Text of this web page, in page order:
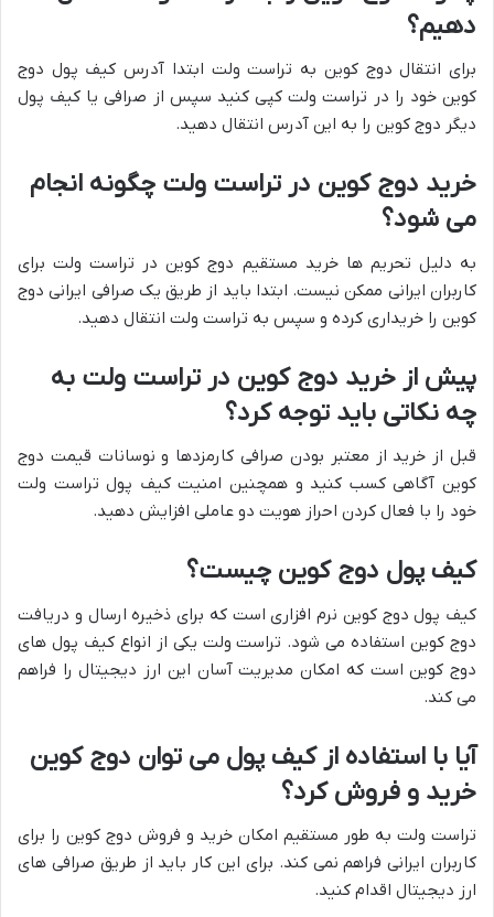
دهیم؟
برای انتقال دوج کوین به تراست ولت ابتدا آدرس کیف پول دوج
کوین خود را در تراست ولت کپی کنید سپس از صرافی یا کیف پول
دیگر دوج کوین را به این آدرس انتقال دهید.
خرید دوج کوین در تراست ولت چگونه انجام
می شود؟
به دلیل تحریم ها خرید مستقیم دوج کوین در تراست ولت برای
کاربران ایرانی ممکن نیست. ابتدا باید از طریق یک صرافی ایرانی دوج
کوین را خریداری کرده و سپس به تراست ولت انتقال دهید.
پیش از خرید دوج کوین در تراست ولت به
چه نکاتی باید توجه کرد؟
قبل از خرید از معتبر بودن صرافی کارمزدها و نوسانات قیمت دوج
کوین آگاهی کسب کنید و همچنین امنیت کیف پول تراست ولت
خود را با فعال کردن احراز هویت دو عاملی افزایش دهید.
کیف پول دوج کوین چیست؟
کیف پول دوج کوین نرم افزاری است که برای ذخیره ارسال و دریافت
دوج کوین استفاده می شود. تراست ولت یکی از انواع کیف پول های
دوج کوین است که امکان مدیریت آسان این ارز دیجیتال را فراهم
می کند.
آیا با استفاده از کیف پول می توان دوج کوین
خرید و فروش کرد؟
تراست ولت به طور مستقیم امکان خرید و فروش دوج کوین را برای
کاربران ایرانی فراهم نمی کند. برای این کار باید از طریق صرافی های
ارز دیجیتال اقدام کنید.